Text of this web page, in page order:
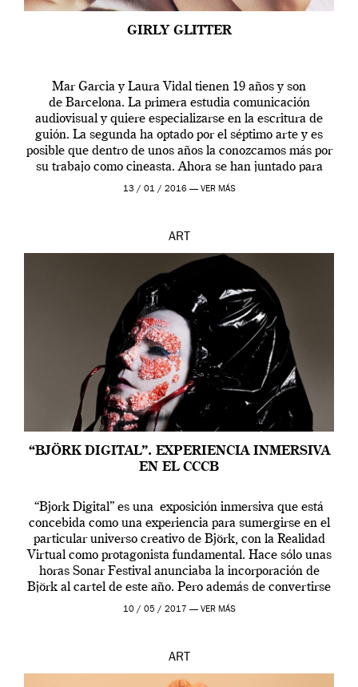
GIRLY GLITTER
Mar Garcia y Laura Vidal tienen 19 años y son
de Barcelona. La primera estudia comunicación
audiovisual y quiere especializarse en la escritura de
guión. La segunda ha optado por el séptimo arte y es
posible que dentro de unos años la conozcamos más por
su trabajo como cineasta. Ahora se han juntado para
contarnos una […]
13 / 01 / 2016 — VER MÁS
ART
“BJÖRK DIGITAL”. EXPERIENCIA INMERSIVA
EN EL CCCB
“Bjork Digital” es una exposición inmersiva que está
concebida como una experiencia para sumergirse en el
particular universo creativo de Björk, con la Realidad
Virtual como protagonista fundamental. Hace sólo unas
horas Sonar Festival anunciaba la incorporación de
Björk al cartel de este año. Pero además de convertirse
en una de las actuaciones más relevantes […]
10 / 05 / 2017 — VER MÁS
ART